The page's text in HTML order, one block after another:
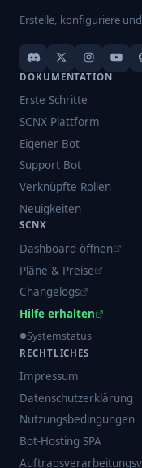
Erstelle, konfiguriere
DOKUMENTATION
Erste Schritte
SCNX Plattform
Eigener Bot
Support Bot
Verknüpfte Rollen
Neuigkeiten
SCNX
Dashboard öffnen
Pläne & Preise
Changelogs
Hilfe erhalten
Systemstatus
RECHTLICHES
Impressum
Datenschutzerklärung
Nutzungsbedingungen
Bot-Hosting SPA